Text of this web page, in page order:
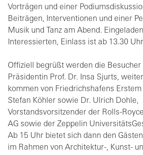
Vorträgen und einer
Beiträgen, Interventionen und einer
Musik und Tanz am Abend.
Interessierten, Einlass ist ab 13.30
Offiziell begrüßt werden die Besucher
Präsidentin Prof. Dr. Insa Sjurts,
kommen von Friedrichshafens
Stefan Köhler sowie Dr. Ulrich Dohle,
Vorstandsvorsitzender der Rolls-
AG sowie der Zeppelin
Ab 15 Uhr bietet sich dann den
im Rahmen von Architektur-, Kunst-